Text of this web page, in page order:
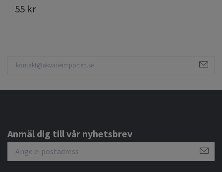
55 kr
Anmäl dig till vår nyhetsbrev